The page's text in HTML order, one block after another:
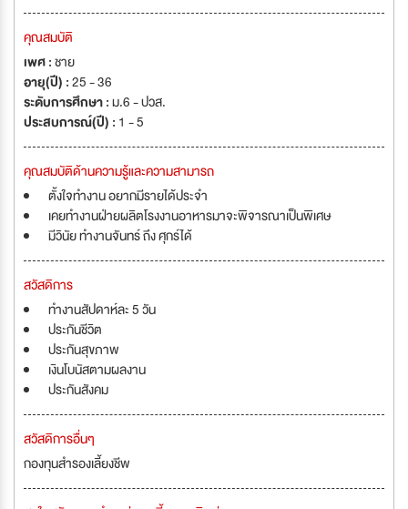
คุณสมบัติ
เพศ :ชาย
อายุ(ปี) :25 - 36
ระดับการศึกษา :ม.6 - ปวส.
ประสบการณ์(ปี) : 1 - 5
คุณสมบัติด้านความรู้และความสามารถ
ตั้งใจทำงาน อยากมีรายได้ประจำ
เคยทำงานฝ่ายผลิตโรงงานอาหารมาจะพิจารณาเป็นพิเศษ
มีวินัย ทำงานจันทร์ ถึง ศุกร์ได้
สวัสดิการ
ทำงานสัปดาห์ละ 5 วัน
ประกันชีวิต
ประกันสุขภาพ
เงินโบนัสตามผลงาน
ประกันสังคม
สวัสดิการอื่นๆ
กองทุนสำรองเลี้ยงชีพ